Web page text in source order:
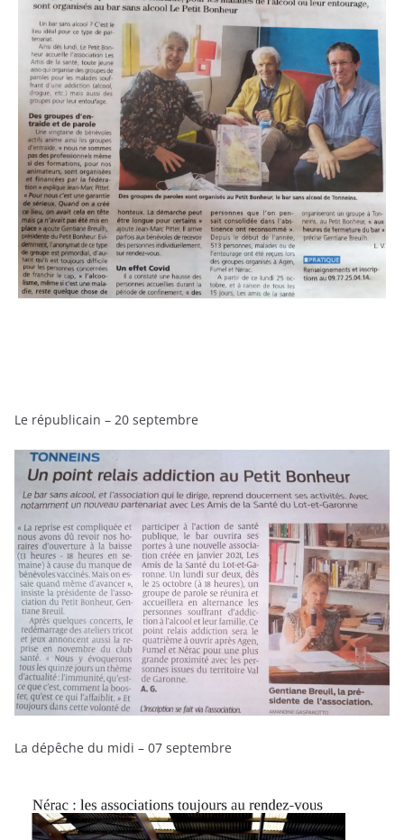
Le républicain – 20 septembre
La dépêche du midi – 07 septembre